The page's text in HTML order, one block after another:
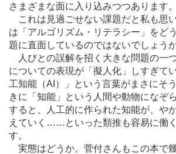
さまざまな面に入り込みつつあります。
これは見過ごせない課題だと私も思
は「アルゴリズム・リテラシー」をど
題に直面しているのではないでしょうか
人びとの誤解を招く大きな問題の一
についての表現が「擬人化」しすぎて
工知能（AI）」という言葉がまさにそ
きに「知能」という人間や動物になぞ
すると、人工的に作られた知能が、や
えていく … …といった類推も容易に働
す。
実態はどうか。菅付さんもこの本で